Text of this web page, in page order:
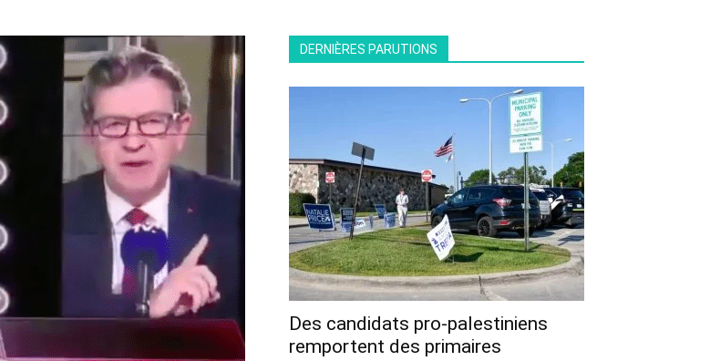
DERNIÈRES PARUTIONS
Des candidats pro-palestiniens
remportent des primaires